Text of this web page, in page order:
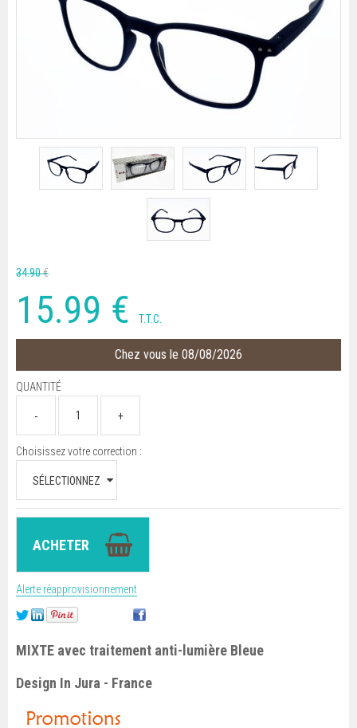
34.90€
15.99 € T.T.C.
Chez vous le 08/08/2026
QUANTITÉ
Choisissez votre correction :
Alerte réapprovisionnement
MIXTE avec traitement anti-lumière Bleue
Design In Jura - France